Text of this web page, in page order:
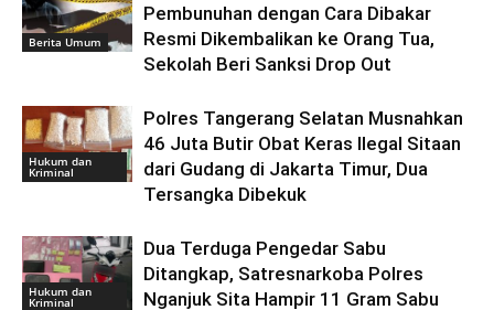
Berita Umum
Pembunuhan dengan Cara Dibakar
Resmi Dikembalikan ke Orang Tua,
Sekolah Beri Sanksi Drop Out
Hukum dan
Kriminal
Polres Tangerang Selatan Musnahkan
46 Juta Butir Obat Keras Ilegal Sitaan
dari Gudang di Jakarta Timur, Dua
Tersangka Dibekuk
Hukum dan
Kriminal
Dua Terduga Pengedar Sabu
Ditangkap, Satresnarkoba Polres
Nganjuk Sita Hampir 11 Gram Sabu